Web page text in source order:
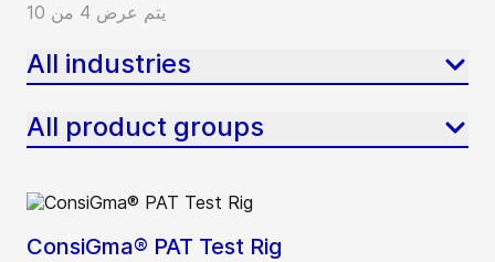
يتم عرض 4 من 10
All industries
All product groups
ConsiGma® PAT Test Rig